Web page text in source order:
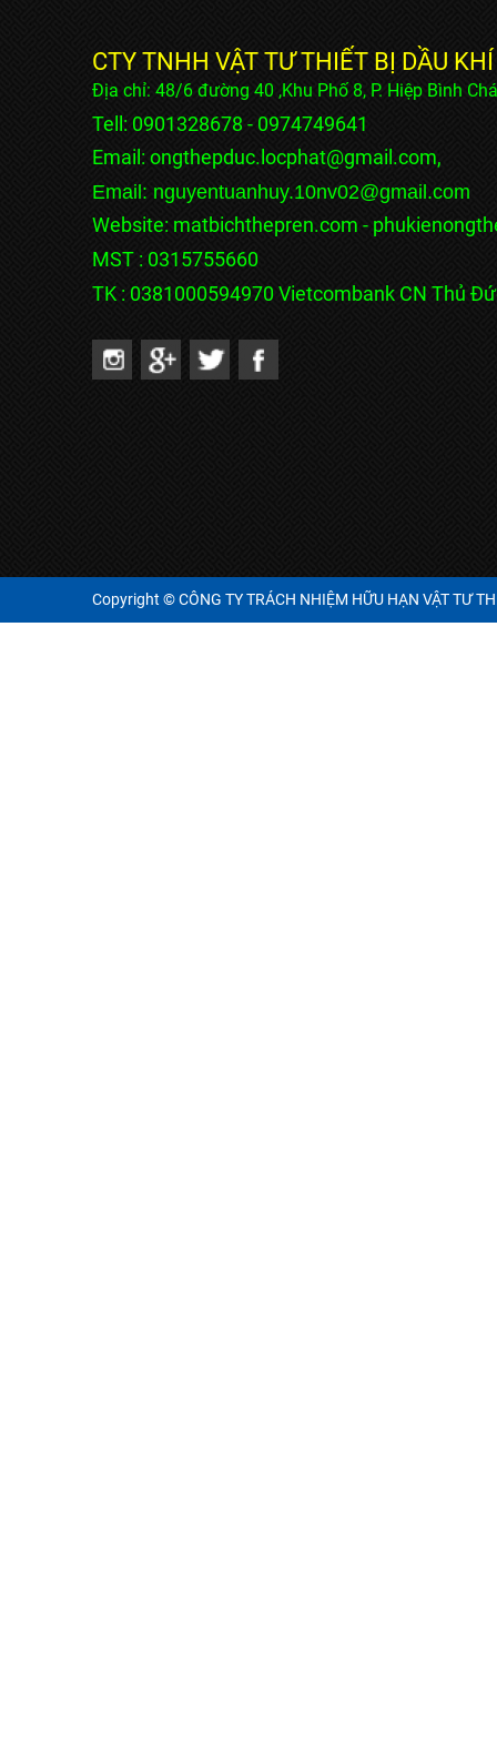
CTY TNHH VẬT TƯ THIẾT BỊ DẦU
Địa chỉ: 48/6 đường 40 ,Khu Phố 8, P. Hiệp Bình
Tell: 0901328678 - 0974749641
Email:ongthepduc.locphat@gmail.com,
Email: nguyentuanhuy.10nv02@gmail.com
Website: matbichthepren.com -
MST : 0315755660
TK : 0381000594970 Vietcombank CN Thủ
Copyright © CÔNG TY TRÁCH NHIỆM HỮU HẠN VẬT TƯ